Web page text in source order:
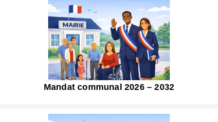
Mandat communal 2026 – 2032